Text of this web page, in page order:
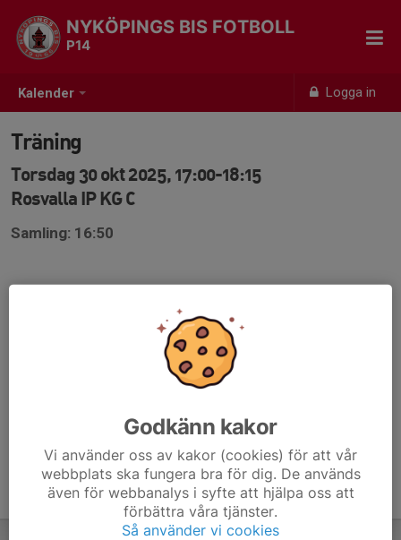
Kalender Logga in
NYKÖPINGS BIS FOTBOLL
P14
Träning
Torsdag 30 okt 2025, 17:00-18:15
Rosvalla IP KG C
Samling: 16:50
Godkänn kakor
Vi använder oss av kakor (cookies) för att vår
webbplats ska fungera bra för dig. De används
även för webbanalys i syfte att hjälpa oss att
förbättra våra tjänster.
Så använder vi cookies